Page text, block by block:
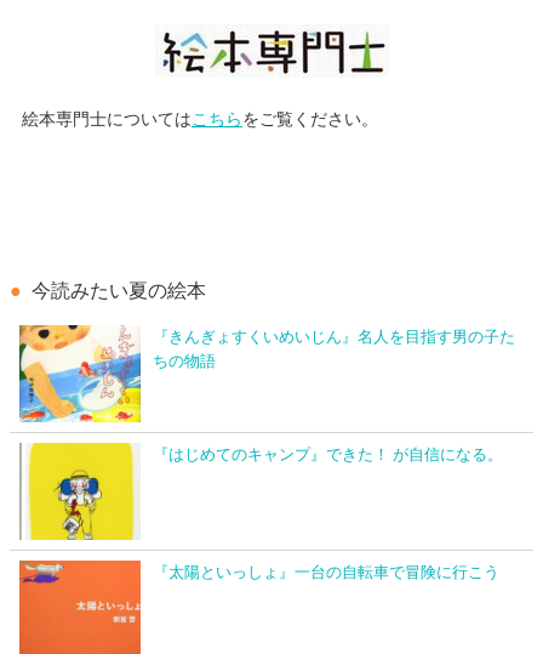
絵本専門士については こちら をご覧ください。
今読みたい夏の絵本
『きんぎょすくいめいじん』名人を目指す男の子た
ちの物語
『はじめてのキャンプ』できた！ が自信になる。
『太陽といっしょ』一台の自転車で冒険に行こう